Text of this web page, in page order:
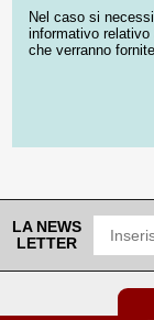
Nel caso si
informativo
che verranno
LA NEWS
LETTER